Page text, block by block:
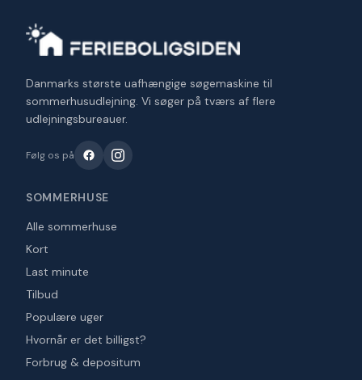
Danmarks største uafhængige søgemaskine til
sommerhusudlejning. Vi søger på tværs af flere
udlejningsbureauer.
Følg os på
SOMMERHUSE
Alle sommerhuse
Kort
Last minute
Tilbud
Populære uger
Hvornår er det billigst?
Forbrug & depositum